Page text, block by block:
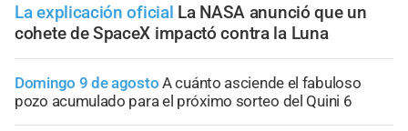
La explicación oficial La NASA anunció que un
cohete de SpaceX impactó contra la Luna
Domingo 9 de agosto A cuánto asciende el fabuloso
pozo acumulado para el próximo sorteo del Quini 6